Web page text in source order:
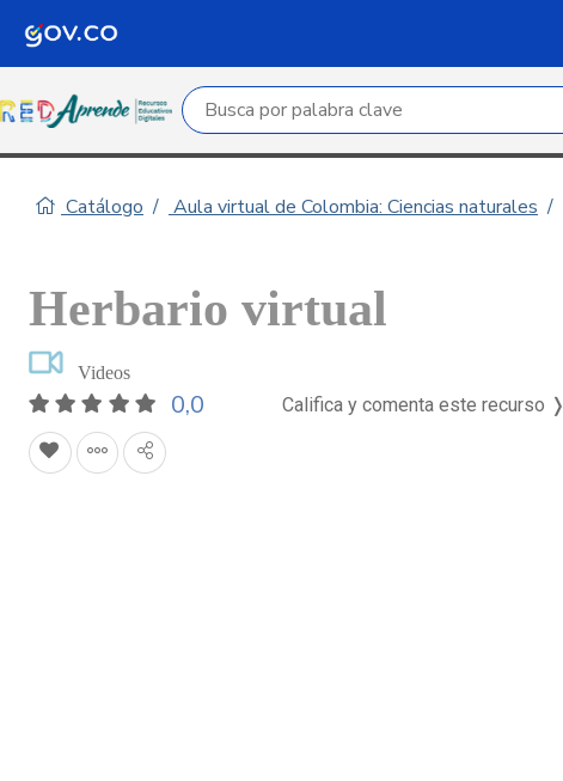
Campo de búsqueda por palabra clave
Catálogo Aula virtual de Colombia: Ciencias naturales
Herbario virtual
Videos
0,0 Califica y comenta este recurso ❭